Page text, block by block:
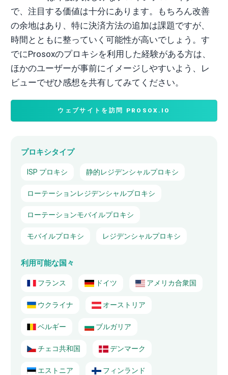
で、注目する価値は十分にあります。もちろん改善
の余地はあり、特に決済方法の追加は課題ですが、
時間とともに整っていく可能性が高いでしょう。す
でにProsoxのプロキシを利用した経験がある方は、
ほかのユーザーが事前にイメージしやすいよう、レ
ビューでぜひ感想を共有してみてください。
ウェブサイトを訪問 PROSOX.IO
プロキシタイプ
ISP プロキシ 静的レジデンシャルプロキシ
ローテーションレジデンシャルプロキシ
ローテーションモバイルプロキシ
モバイルプロキシ レジデンシャルプロキシ
利用可能な国々
フランス ドイツ アメリカ合衆国
ウクライナ オーストリア
ベルギー ブルガリア
チェコ共和国 デンマーク
エストニア フィンランド